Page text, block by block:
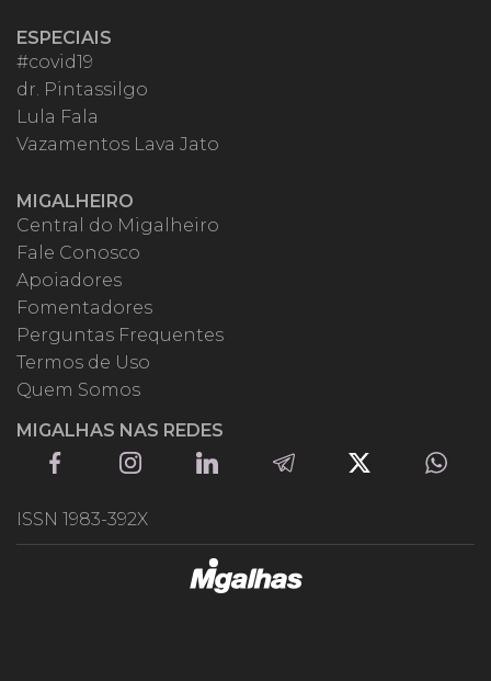
ESPECIAIS
#covid19
dr. Pintassilgo
Lula Fala
Vazamentos Lava Jato
MIGALHEIRO
Central do Migalheiro
Fale Conosco
Apoiadores
Fomentadores
Perguntas Frequentes
Termos de Uso
Quem Somos
MIGALHAS NAS REDES
ISSN 1983-392X